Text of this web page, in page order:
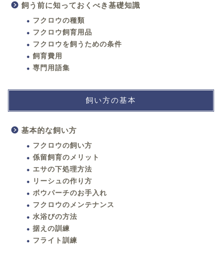
飼う前に知っておくべき基礎知識
フクロウの種類
フクロウ飼育用品
フクロウを飼うための条件
飼育費用
専門用語集
飼い方の基本
基本的な飼い方
フクロウの飼い方
係留飼育のメリット
エサの下処理方法
リーシュの作り方
ボウパーチのお手入れ
フクロウのメンテナンス
水浴びの方法
据えの訓練
フライト訓練